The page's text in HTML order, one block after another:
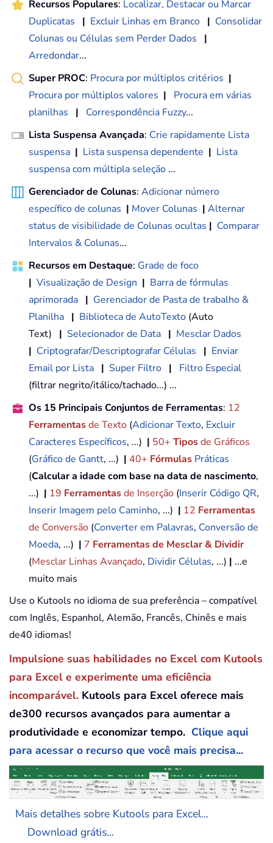
Recursos Populares: Localizar, Destacar ou Marcar
Duplicatas
| Excluir Linhas em Branco | Consolidar
Colunas ou Células sem Perder Dados
|
Arredondar...
Super PROC: Procura por múltiplos critérios |
Procura por múltiplos valores |
Procura em várias
planilhas
| Correspondência Fuzzy...
Lista Suspensa Avançada: Crie rapidamente Lista
suspensa | Lista suspensa dependente | Lista
suspensa com múltipla seleção ...
Gerenciador de Colunas: Adicionar número
específico de colunas | Mover Colunas | Alternar
status de visibilidade de Colunas ocultas | Comparar
Intervalos & Colunas...
Recursos em Destaque: Grade de foco
| Visualização de Design | Barra de fórmulas
aprimorada | Gerenciador de Pasta de trabalho &
Planilha | Biblioteca de AutoTexto (Auto
Text) | Selecionador de Data | Mesclar Dados
| Criptografar/Descriptografar Células | Enviar
Email por Lista | Super Filtro |
Filtro Especial
(filtrar negrito/itálico/tachado...) ...
Os 15 Principais Conjuntos de Ferramentas: 12
Ferramentasde Texto (Adicionar Texto, Excluir
Caracteres Específicos, ...) | 50+ Tiposde Gráficos
(Gráfico de Gantt, ...) | 40+ Fórmulas Práticas
(Calcular a idade com base na data de nascimento,
...) | 19 Ferramentasde Inserção (Inserir Código QR,
Inserir Imagem pelo Caminho, ...) | 12 Ferramentas
de Conversão (Converter em Palavras, Conversão de
Moeda, ...) | 7 Ferramentas de Mesclar & Dividir
(Mesclar Linhas Avançado, Dividir Células, ...) | ...e
muito mais
Use o Kutools no idioma de sua preferência – compatível
com Inglês, Espanhol, Alemão, Francês, Chinês e mais
de40 idiomas!
Impulsione suas habilidades no Excel com Kutools
para Excel e experimente uma eficiência
incomparável. Kutools para Excel oferece mais
de300 recursos avançados para aumentar a
produtividade e economizar tempo. Clique aqui
para acessar o recurso que você mais precisa...
Mais detalhes sobre Kutools para Excel...
Download grátis...